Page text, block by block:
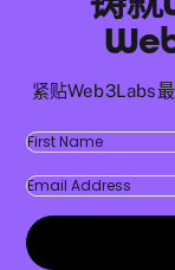
紧贴Web3Labs